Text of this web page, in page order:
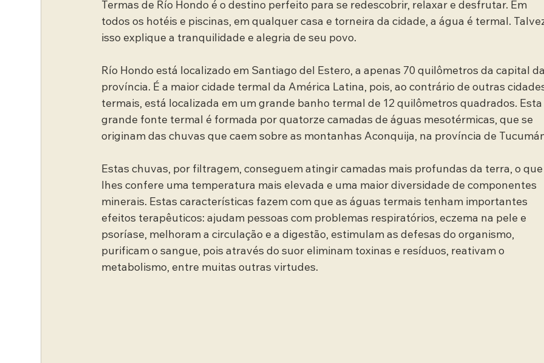
Termas de Río Hondo é o destino perfeito para se redescobrir, relaxar e desfrutar. Em
todos os hotéis e piscinas, em qualquer casa e torneira da cidade, a água é termal.
isso explique a tranquilidade e alegria de seu povo.
Río Hondo está localizado em Santiago del Estero, a apenas 70 quilômetros da capital da
província. É a maior cidade termal da América Latina, pois, ao contrário de outras
termais, está localizada em um grande banho termal de 12 quilômetros quadrados. Esta
grande fonte termal é formada por quatorze camadas de águas mesotérmicas, que se
originam das chuvas que caem sobre as montanhas Aconquija, na província de
Estas chuvas, por filtragem, conseguem atingir camadas mais profundas da terra, o que
lhes confere uma temperatura mais elevada e uma maior diversidade de componentes
minerais. Estas características fazem com que as águas termais tenham importantes
efeitos terapêuticos: ajudam pessoas com problemas respiratórios, eczema na pele e
psoríase, melhoram a circulação e a digestão, estimulam as defesas do organismo,
purificam o sangue, pois através do suor eliminam toxinas e resíduos, reativam o
metabolismo, entre muitas outras virtudes.